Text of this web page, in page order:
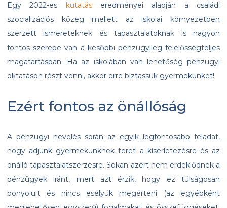
Egy 2022-es kutatáseredményei alapján a családi
szocializációs közeg mellett az iskolai környezetben
szerzett ismereteknek és tapasztalatoknak is nagyon
fontos szerepe van a későbbi pénzügyileg felelősségteljes
magatartásban. Ha az iskolában van lehetőség pénzügyi
oktatáson részt venni, akkor erre biztassuk gyermekünket!
Ezért fontos az önállóság
A pénzügyi nevelés során az egyik legfontosabb feladat,
hogy adjunk gyermekünknek teret a kísérletezésre és az
önálló tapasztalatszerzésre. Sokan azért nem érdeklődnek a
pénzügyek iránt, mert azt érzik, hogy ez túlságosan
bonyolult és nincs esélyük megérteni (az egyébként